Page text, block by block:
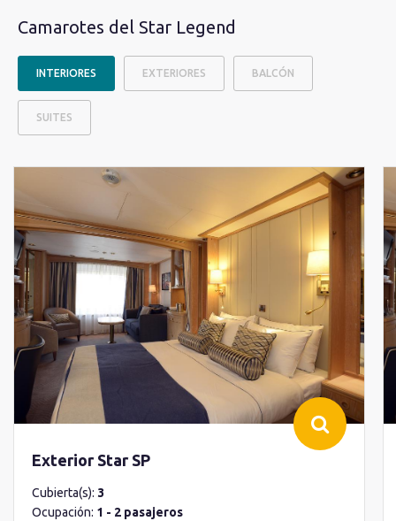
Camarotes del Star Legend
INTERIORES EXTERIORES BALCÓN
SUITES
Exterior Star SP
Cubierta(s): 3
Ocupación: 1 - 2 pasajeros